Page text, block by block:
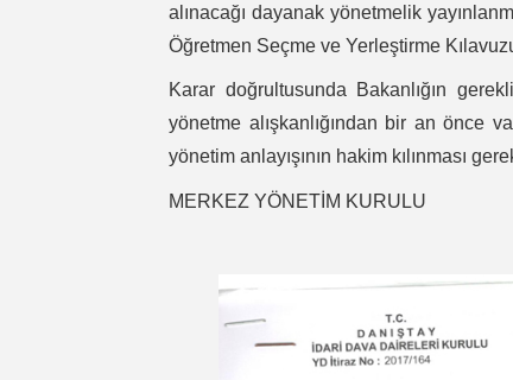
alınacağı dayanak yönetmelik
Öğretmen Seçme ve Yerleştirme
Karar doğrultusunda Bakanlığın
yönetme alışkanlığından bir an önce
yönetim anlayışının hakim kılınması
MERKEZ YÖNETİM KURULU